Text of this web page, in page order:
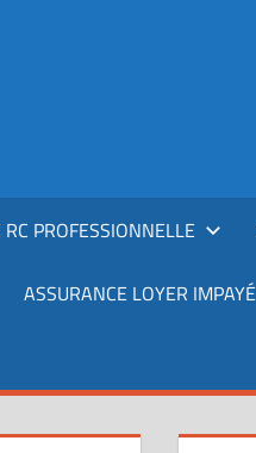
PROFESSIONNELLE
ASSURANCE LOYER IMPAYÉ